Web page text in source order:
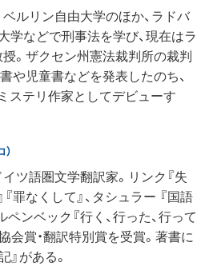
ルリン自由大学のほか、ラドバ
学などで刑事法を学び、現在はラ
。ザクセン州憲法裁判所の裁判
や児童書などを発表したのち、
ステリ作家としてデビューす
ツ語圏文学翻訳家。リンク『失
『罪なくして』、タシュラー 『国語
ンベック『行く、行った、行って
会賞・翻訳特別賞を受賞。著書に
がある。